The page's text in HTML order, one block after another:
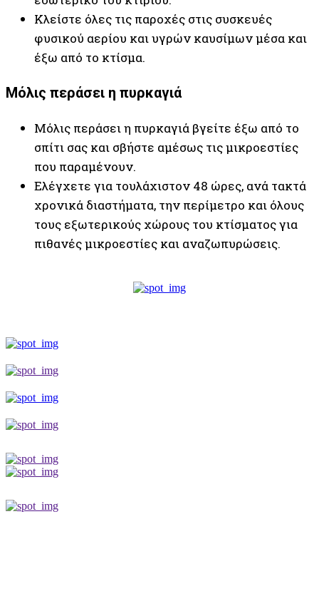
Κλείστε όλες τις παροχές στις συσκευές
φυσικού αερίου και υγρών καυσίμων μέσα και
έξω από το κτίσμα.
Μόλις περάσει η πυρκαγιά
Μόλις περάσει η πυρκαγιά βγείτε έξω από το
σπίτι σας και σβήστε αμέσως τις μικροεστίες
που παραμένουν.
Ελέγχετε για τουλάχιστον 48 ώρες, ανά τακτά
χρονικά διαστήματα, την περίμετρο και όλους
τους εξωτερικούς χώρους του κτίσματος για
πιθανές μικροεστίες και αναζωπυρώσεις.